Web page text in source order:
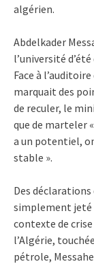
algérien.
Abdelkader
l’université
Face à
marquait des
de reculer, le
que de marteler
a un potentiel,
stable ».
Des
simplement jeté
contexte de
l’Algérie,
pétrole,